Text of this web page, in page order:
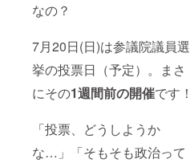
なの？
7月20日(日)は参議院議員選
挙の投票日（予定）。まさ
にその1週間前の開催です！
「投票、どうしようか
な…」「そもそも政治って